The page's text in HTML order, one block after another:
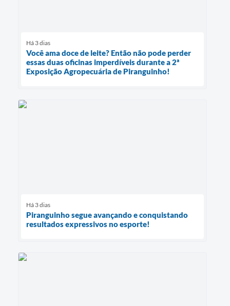
Há 3 dias
Você ama doce de leite? Então não pode perder
essas duas oficinas imperdíveis durante a 2ª
Exposição Agropecuária de Piranguinho!
Há 3 dias
Piranguinho segue avançando e conquistando
resultados expressivos no esporte!